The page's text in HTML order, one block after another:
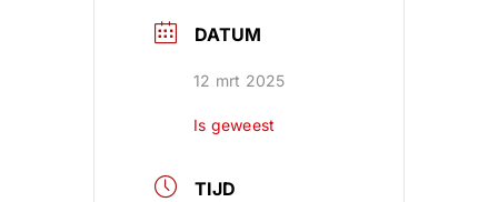
DATUM
12 mrt 2025
Is geweest
TIJD